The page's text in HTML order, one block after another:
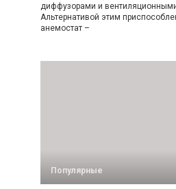
диффузорами и
Альтернативой этим
анемостат –
Популярные